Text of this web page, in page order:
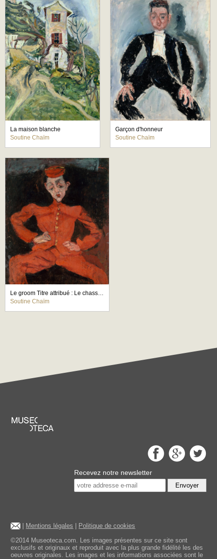
La maison blanche
Soutine Chaïm
Garçon d'honneur
Soutine Chaïm
Le groom Titre attribué : Le chasseur
Soutine Chaïm
Recevez notre newsletter
Envoyer
Mentions légales
Politique de cookies
©2014 Museoteca.com. Les images présentes sur ce site sont
exclusifs et originaux et reproduit avec la plus grande fidélité les des
oeuvres originales. Les images et les informations associées sont le